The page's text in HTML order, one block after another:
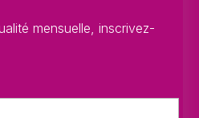
mensuelle, inscrivez-